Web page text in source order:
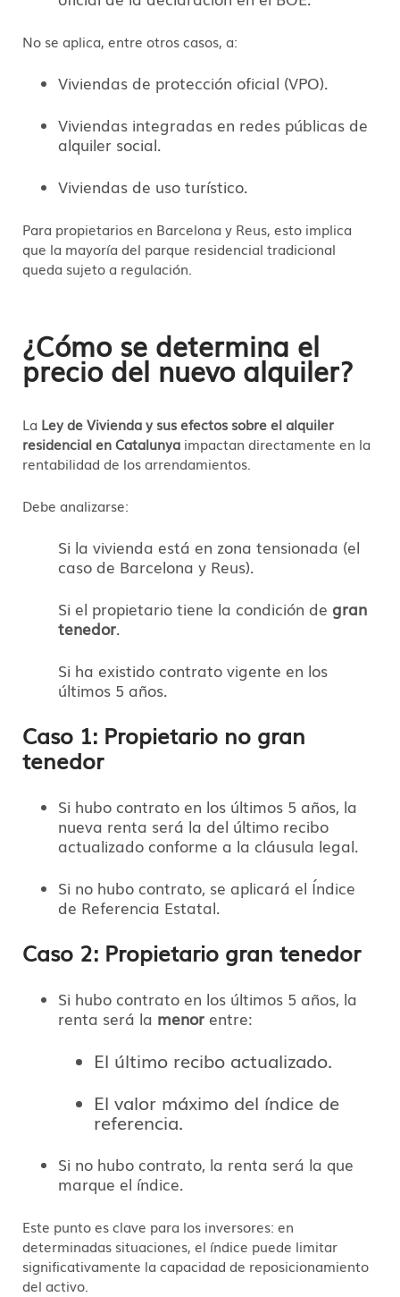
No se aplica, entre otros casos, a:
Viviendas de protección oficial (VPO).
Viviendas integradas en redes públicas de
alquiler social.
Viviendas de uso turístico.
Para propietarios en Barcelona y Reus, esto implica
que la mayoría del parque residencial tradicional
queda sujeto a regulación.
¿Cómo se determina el
precio del nuevo alquiler?
La Ley de Vivienda y sus efectos sobre el alquiler
residencial en Catalunya impactan directamente en la
rentabilidad de los arrendamientos.
Debe analizarse:
Si la vivienda está en zona tensionada (el
caso de Barcelona y Reus).
Si el propietario tiene la condición de gran
tenedor.
Si ha existido contrato vigente en los
últimos 5 años.
Caso 1: Propietario no gran
tenedor
Si hubo contrato en los últimos 5 años, la
nueva renta será la del último recibo
actualizado conforme a la cláusula legal.
Si no hubo contrato, se aplicará el Índice
de Referencia Estatal.
Caso 2: Propietario gran tenedor
Si hubo contrato en los últimos 5 años, la
renta será la menor entre:
El último recibo actualizado.
El valor máximo del índice de
referencia.
Si no hubo contrato, la renta será la que
marque el índice.
Este punto es clave para los inversores: en
determinadas situaciones, el índice puede limitar
significativamente la capacidad de reposicionamiento
del activo.